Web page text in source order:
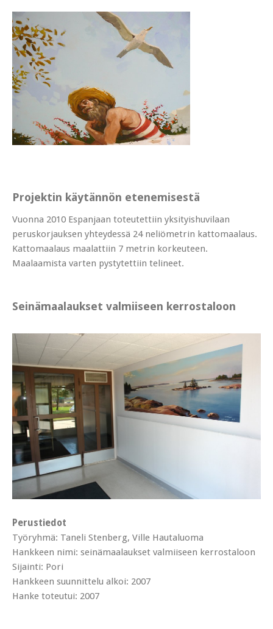
Projektin käytännön etenemisestä
Vuonna 2010 Espanjaan toteutettiin yksityishuvilaan
peruskorjauksen yhteydessä 24 neliömetrin kattomaalaus.
Kattomaalaus maalattiin 7 metrin korkeuteen.
Maalaamista varten pystytettiin telineet.
Seinämaalaukset valmiiseen kerrostaloon
Perustiedot
Työryhmä: Taneli Stenberg, Ville Hautaluoma
Hankkeen nimi: seinämaalaukset valmiiseen kerrostaloon
Sijainti: Pori
Hankkeen suunnittelu alkoi: 2007
Hanke toteutui: 2007